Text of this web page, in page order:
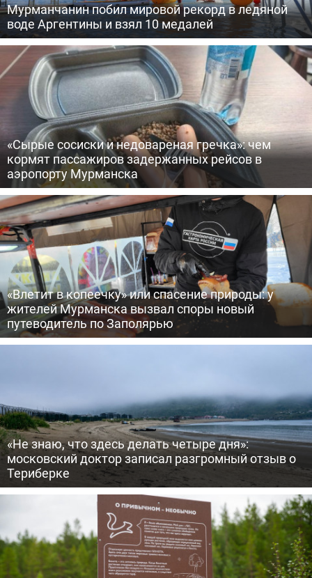
Мурманчанин побил мировой рекорд в ледяной
воде Аргентины и взял 10 медалей
«Сырые сосиски и недовареная гречка»: чем
кормят пассажиров задержанных рейсов в
аэропорту Мурманска
«Влетит в копеечку» или спасение природы: у
жителей Мурманска вызвал споры новый
путеводитель по Заполярью
«Не знаю, что здесь делать четыре дня»:
московский доктор записал разгромный отзыв о
Териберке